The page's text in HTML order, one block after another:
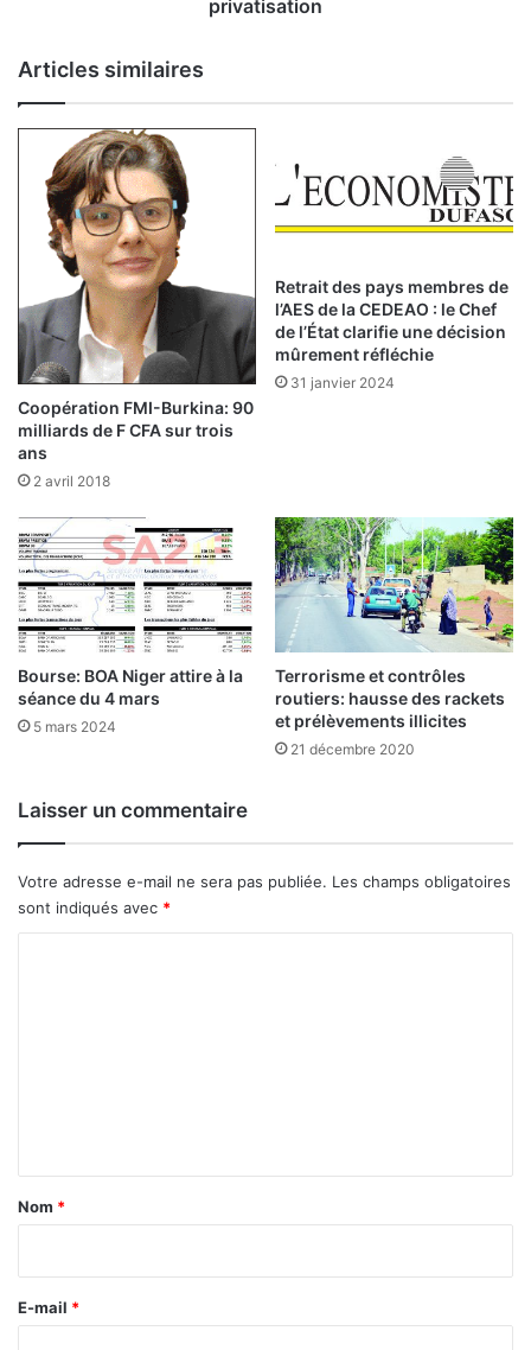
a
u
p
e
c
h
e
m
i
n
d
a
p
r
i
v
a
t
i
t
o
n
privatisation
Articles similaires
Coopération FMI-Burkina: 90
milliards de F CFA sur trois
ans
2 avril 2018
Retrait des pays membres de
l’AES de la CEDEAO : le Chef
de l’État clarifie une décision
mûrement réfléchie
31 janvier 2024
Bourse: BOA Niger attire à la
séance du 4 mars
5 mars 2024
Terrorisme et contrôles
routiers: hausse des rackets
et prélèvements illicites
21 décembre 2020
Laisser un commentaire
Votre adresse e-mail ne sera pas publiée. Les champs obligatoires
sont indiqués avec *
a
e
Nom *
E-mail *